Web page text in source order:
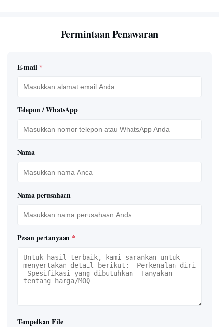
Permintaan Penawaran
E-mail *
Telepon / WhatsApp
Nama
Nama perusahaan
Pesan pertanyaan *
Tempelkan File